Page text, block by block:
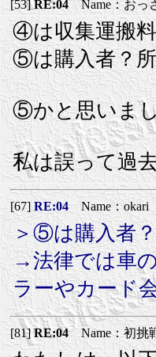
[53]RE:04Name：おっ
④は収集運搬
⑤は購入者？
⑤かと思いま
私は誤って過
[67]RE:04Name：okari
＞⑤は購入者
→法律では車
ラーやカード
[81]RE:04Name：初挑